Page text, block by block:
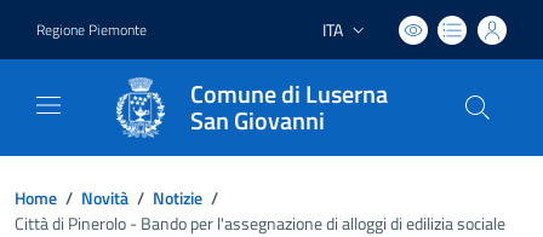
Regione Piemonte Lingua attiva:
ITA
Comune di Luserna
San Giovanni
Home / Novità / Notizie /
Città di Pinerolo - Bando per l'assegnazione di alloggi di edilizia sociale